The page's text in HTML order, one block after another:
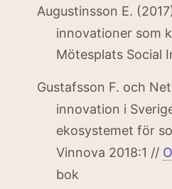
Augustinsson E.
innovationer som
Mötesplats Social
Gustafsson F. och
innovation i
ekosystemet för
Vinnova 2018:1 //
bok